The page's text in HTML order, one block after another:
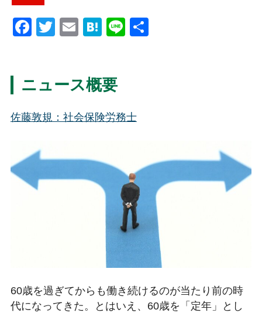
Facebook
Twitter
EmailHatena
Line共
ニュース概要
佐藤敦規 ：社会保険労務士
60歳を過ぎてからも働き続けるのが当たり前の時
代になってきた。とはいえ、60歳を「定年」とし